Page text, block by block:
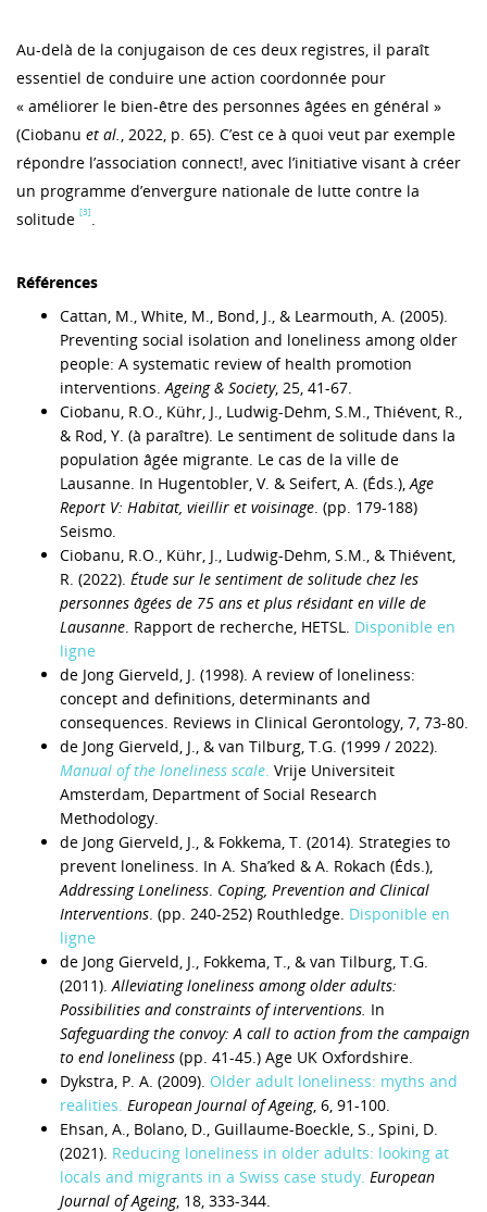
Au-delà de la conjugaison de ces deux registres, il paraît
essentiel de conduire une action coordonnée pour
« améliorer le bien-être des personnes âgées en général »
(Ciobanu et al., 2022, p. 65). C’est ce à quoi veut par exemple
répondre l’association connect!, avec l’initiative visant à créer
un programme d’envergure nationale de lutte contre la
solitude [3] .
Références
Cattan, M., White, M., Bond, J., & Learmouth, A. (2005).
Preventing social isolation and loneliness among older
people: A systematic review of health promotion
interventions.Ageing & Society, 25, 41-67.
Ciobanu, R.O., Kühr, J., Ludwig-Dehm, S.M., Thiévent, R.,
& Rod, Y. (à paraître). Le sentiment de solitude dans la
population âgée migrante. Le cas de la ville de
Lausanne. In Hugentobler, V. & Seifert, A. (Éds.),Age
Report V: Habitat, vieillir et voisinage. (pp. 179-188)
Seismo.
Ciobanu, R.O., Kühr, J., Ludwig-Dehm, S.M., & Thiévent,
R. (2022). Étude sur le sentiment de solitude chez les
personnes âgées de 75 ans et plus résidant en ville de
Lausanne. Rapport de recherche, HETSL. Disponible en
ligne
de Jong Gierveld, J. (1998). A review of loneliness:
concept and definitions, determinants and
consequences. Reviews in Clinical Gerontology, 7, 73-80.
de Jong Gierveld, J., & van Tilburg, T.G. (1999 / 2022).
Manual of the loneliness scale. Vrije Universiteit
Amsterdam, Department of Social Research
Methodology.
de Jong Gierveld, J., & Fokkema, T. (2014). Strategies to
prevent loneliness. In A. Sha’ked & A. Rokach (Éds.),
Addressing Loneliness. Coping, Prevention and Clinical
Interventions. (pp. 240-252) Routhledge. Disponible en
ligne
de Jong Gierveld, J., Fokkema, T., & van Tilburg, T.G.
(2011).Alleviating loneliness among older adults:
Possibilities and constraints of interventions. In
Safeguarding the convoy: A call to action from the campaign
to end loneliness (pp. 41-45.) Age UK Oxfordshire.
Dykstra, P. A. (2009). Older adult loneliness: myths and
realities. European Journal of Ageing, 6, 91-100.
Ehsan, A., Bolano, D., Guillaume-Boeckle, S., Spini, D.
(2021). Reducing loneliness in older adults: looking at
locals and migrants in a Swiss case study. European
Journal of Ageing, 18, 333-344.